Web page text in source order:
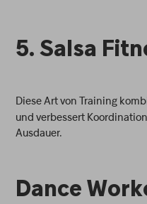
5. Salsa
Diese Art von Training
und verbessert
Ausdauer.
Dance